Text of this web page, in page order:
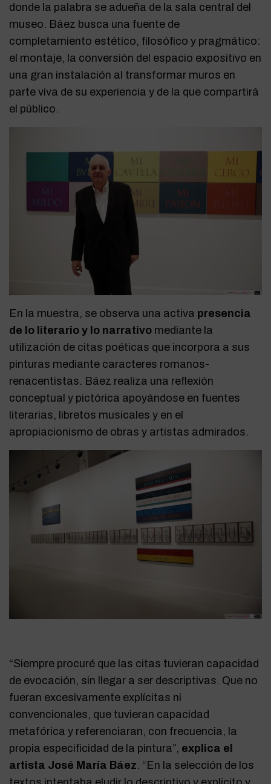
donde la palabra se adueña de la sala central del
museo. Báez busca una fuente de
completamiento estético, filosófico y pragmático:
el montaje, la conversión del espacio expositivo en
una gran instalación al transformar muros en
parte viva de su experiencia y de la que compartirá
el público.
En la muestra, se observa una activa presencia
de lo literario y lo narrativo mediante la
utilización de citas poéticas que incorpora a sus
pinturas mediante caracteres romanos-
renacentistas. Báez realiza una reflexión
conceptual y pictórica apoyándose en fuentes
literarias, libretos musicales y en el
apropiacionismo de obras y artistas admirados.
“Siempre procuré que las citas tuvieran capacidad
de evocación, sin llegar a ser descriptivas. Que no
fueran excesivamente explícitas ni
convencionales, que tuvieran capacidad
metafórica y referenciaran, con frecuencia, la
propia especificidad de la pintura”, explica el
artista José María Báez. “En la selección de los